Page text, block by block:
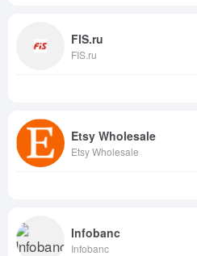
FIS.ru
FIS.ru
Etsy Wholesale
Etsy Wholesale
Infobanc
Infobanc